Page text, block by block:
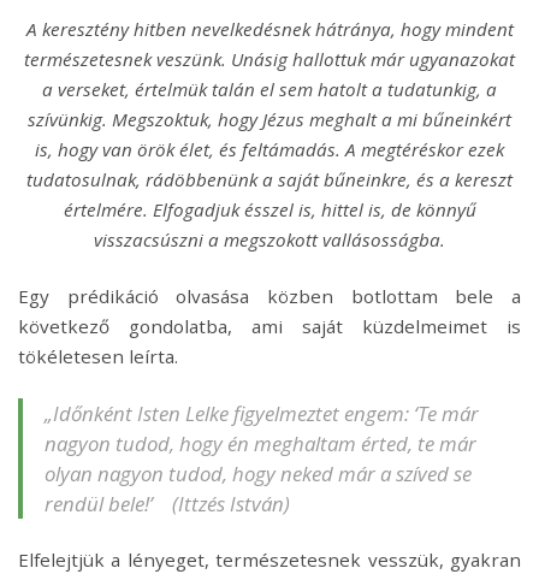
A keresztény hitben nevelkedésnek hátránya, hogy mindent
természetesnek veszünk. Unásig hallottuk már ugyanazokat
a verseket, értelmük talán el sem hatolt a tudatunkig, a
szívünkig. Megszoktuk, hogy Jézus meghalt a mi bűneinkért
is, hogy van örök élet, és feltámadás. A megtéréskor ezek
tudatosulnak, rádöbbenünk a saját bűneinkre, és a kereszt
értelmére. Elfogadjuk ésszel is, hittel is, de könnyű
visszacsúszni a megszokott vallásosságba.
Egy prédikáció olvasása közben botlottam bele a
következő gondolatba, ami saját küzdelmeimet is
tökéletesen leírta.
„Időnként Isten Lelke figyelmeztet engem: ‘Te már
nagyon tudod, hogy én meghaltam érted, te már
olyan nagyon tudod, hogy neked már a szíved se
rendül bele!’ (Ittzés István)
Elfelejtjük a lényeget, természetesnek vesszük, gyakran